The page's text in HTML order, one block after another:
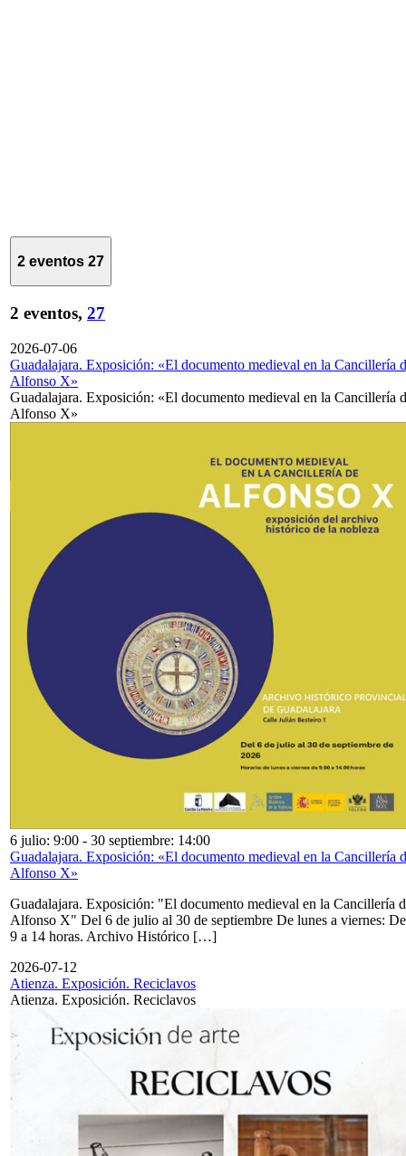
2 eventos 27
2 eventos, 27
2026-07-06
Guadalajara. Exposición: «El documento medieval en la Cancillería
Alfonso X»
Guadalajara. Exposición: «El documento medieval en la Cancillería
Alfonso X»
6 julio: 9:00 - 30 septiembre: 14:00
Guadalajara. Exposición: «El documento medieval en la Cancillería
Alfonso X»
Guadalajara. Exposición: "El documento medieval en la Cancillería
Alfonso X" Del 6 de julio al 30 de septiembre De lunes a viernes: De
9 a 14 horas. Archivo Histórico […]
2026-07-12
Atienza. Exposición. Reciclavos
Atienza. Exposición. Reciclavos